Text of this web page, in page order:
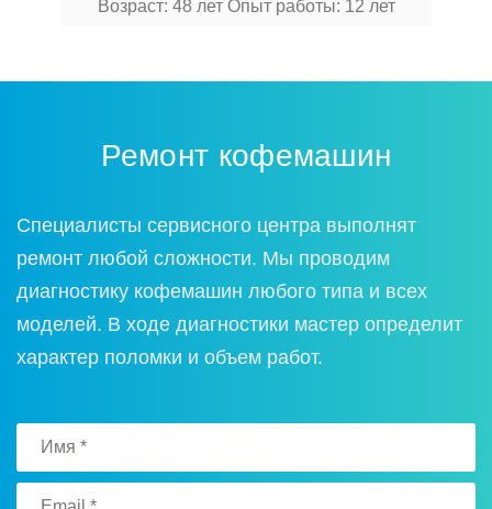
Возраст: 48 летОпыт работы: 12 лет
Ремонт кофемашин
Специалисты сервисного центра выполнят
ремонт любой сложности. Мы проводим
диагностику кофемашин любого типа и всех
моделей. В ходе диагностики мастер определит
характер поломки и объем работ.